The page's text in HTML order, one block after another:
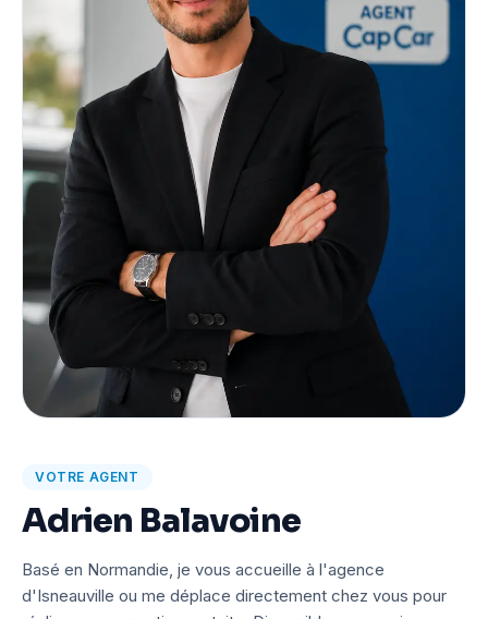
VOTRE AGENT
Adrien Balavoine
Basé en Normandie, je vous accueille à l'agence
d'Isneauville ou me déplace directement chez vous pour